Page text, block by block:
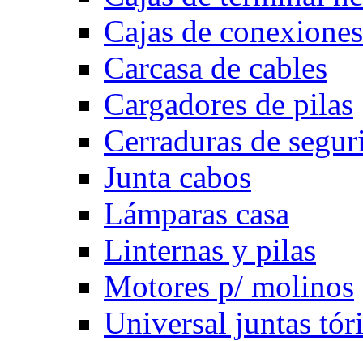
Cajas de
Carcasa de cables
Cargadores de pilas
Cerraduras de
Junta cabos
Lámparas casa
Linternas y pilas
Motores p/ molinos
Universal juntas